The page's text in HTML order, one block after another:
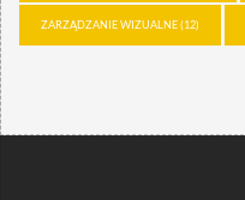
ZARZĄDZANIE WIZUALNE(12)